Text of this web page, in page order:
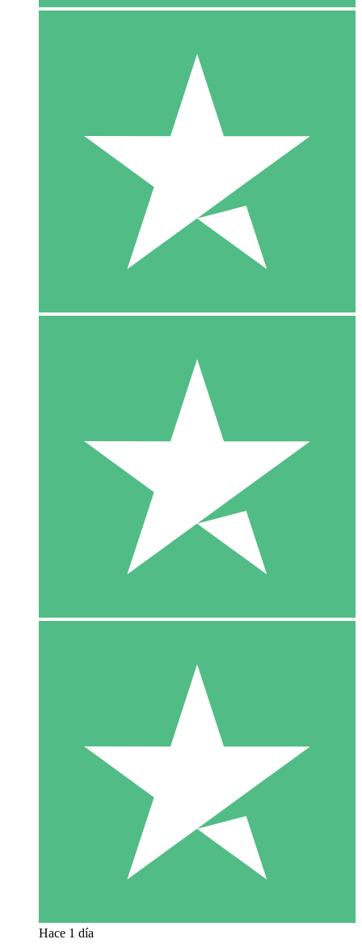
Hace 1 día